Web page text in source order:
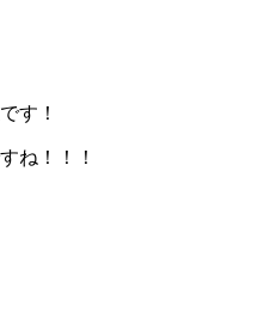
す！
ね！！！